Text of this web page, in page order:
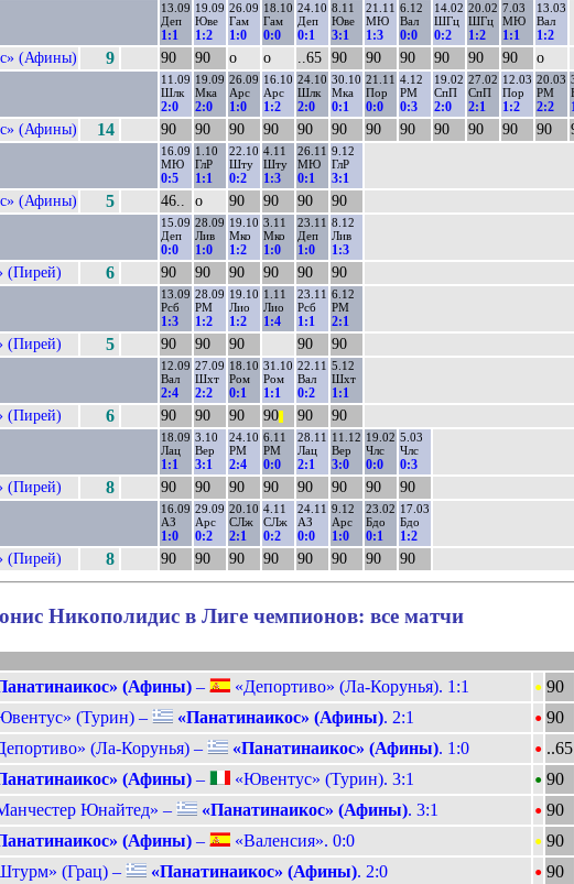
13.09
Деп
1:1
19.09
Юве
1:2
26.09
Гам
1:0
18.10
Гам
0:0
24.10
Деп
0:1
8.11
Юве
3:1
21.11
МЮ
1:3
6.12
Вал
0:0
14.02
ШГц
0:2
20.02
ШГц
1:2
7.03
МЮ
1:1
13.03
Вал
1:2
(Афины) 9 90 90 о о ..65 90 90 90 90 90 90 о
11.09
Шлк
2:0
19.09
Мка
2:0
26.09
Арс
1:0
16.10
Арс
1:2
24.10
Шлк
2:0
30.10
Мка
0:1
21.11
Пор
0:0
4.12
РМ
0:3
19.02
СпП
2:0
27.02
СпП
2:1
12.03
Пор
1:2
20.03
РМ
2:2
(Афины) 14 90 90 90 90 90 90 90 90 90 90 90 90
16.09
МЮ
0:5
1.10
ГлР
1:1
22.10
Шту
0:2
4.11
Шту
1:3
26.11
МЮ
0:1
9.12
ГлР
3:1
(Афины) 5 46.. о 90 90 90 90
15.09
Деп
0:0
28.09
Лив
1:0
19.10
Мко
1:2
3.11
Мко
1:0
23.11
Деп
1:0
8.12
Лив
1:3
(Пирей) 6 90 90 90 90 90 90
13.09
Рсб
1:3
28.09
РМ
1:2
19.10
Лио
1:2
1.11
Лио
1:4
23.11
Рсб
1:1
6.12
РМ
2:1
(Пирей) 5 90 90 90 90 90
12.09
Вал
2:4
27.09
Шхт
2:2
18.10
Ром
0:1
31.10
Ром
1:1
22.11
Вал
0:2
5.12
Шхт
1:1
(Пирей) 6 90 90 90 90|| 90 90
18.09
Лац
1:1
3.10
Вер
3:1
24.10
РМ
2:4
6.11
РМ
0:0
28.11
Лац
2:1
11.12
Вер
3:0
19.02
Члс
0:0
5.03
Члс
0:3
(Пирей) 8 90 90 90 90 90 90 90 90
16.09
АЗ
1:0
29.09
Арс
0:2
20.10
СЛж
2:1
4.11
СЛж
0:2
24.11
АЗ
0:0
9.12
Арс
1:0
23.02
Бдо
0:1
17.03
Бдо
1:2
(Пирей) 8 90 90 90 90 90 90 90 90
Никополидис в Лиге чемпионов: все матчи
(Афины) – «Депортиво» (Ла-Корунья). 1:1 • 90
(Турин) – «Панатинаикос» (Афины). 2:1 • 90
(Ла-Корунья) – «Панатинаикос» (Афины). 1:0 • ..65
(Афины) – «Ювентус» (Турин). 3:1 • 90
Юнайтед» – «Панатинаикос» (Афины). 3:1 • 90
(Афины) – «Валенсия». 0:0 • 90
(Грац) – «Панатинаикос» (Афины). 2:0 • 90